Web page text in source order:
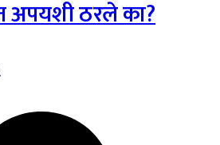
अपयशी ठरले का?